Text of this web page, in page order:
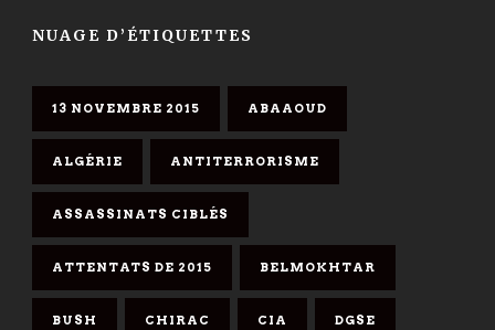
NUAGE D’ÉTIQUETTES
13 NOVEMBRE 2015 ABAAOUD
ALGÉRIE ANTITERRORISME
ASSASSINATS CIBLÉS
ATTENTATS DE 2015 BELMOKHTAR
BUSH CHIRAC CIA DGSE